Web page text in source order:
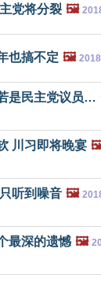
党将分裂 🖼️
也搞不定 🖼️
是民主党议员…
川习即将晚宴
听到噪音 🖼️
最深的遗憾 🖼️